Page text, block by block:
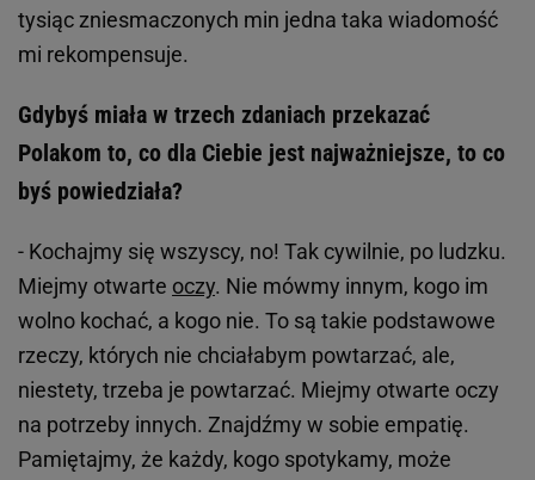
tysiąc zniesmaczonych min jedna taka wiadomość
mi rekompensuje.
Gdybyś miała w trzech zdaniach przekazać
Polakom to, co dla Ciebie jest najważniejsze, to co
byś powiedziała?
- Kochajmy się wszyscy, no! Tak cywilnie, po ludzku.
Miejmy otwarte oczy. Nie mówmy innym, kogo im
wolno kochać, a kogo nie. To są takie podstawowe
rzeczy, których nie chciałabym powtarzać, ale,
niestety, trzeba je powtarzać. Miejmy otwarte oczy
na potrzeby innych. Znajdźmy w sobie empatię.
Pamiętajmy, że każdy, kogo spotykamy, może